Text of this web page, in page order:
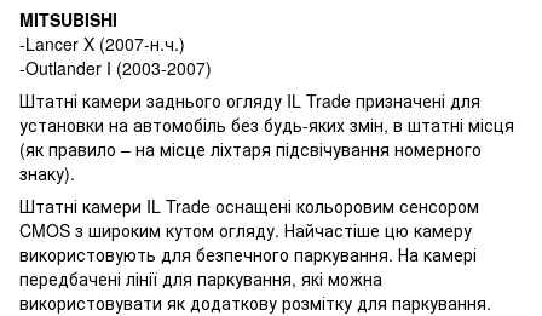
MITSUBISHI
-Lancer X (2007-н.ч.)
-Outlander I (2003-2007)
Штатні камери заднього огляду IL Trade призначені для
установки на автомобіль без будь-яких змін, в штатні місця
(як правило – на місце ліхтаря підсвічування номерного
знаку).
Штатні камери IL Trade оснащені кольоровим сенсором
CMOS з широким кутом огляду. Найчастіше цю камеру
використовують для безпечного паркування. На камері
передбачені лінії для паркування, які можна
використовувати як додаткову розмітку для паркування.